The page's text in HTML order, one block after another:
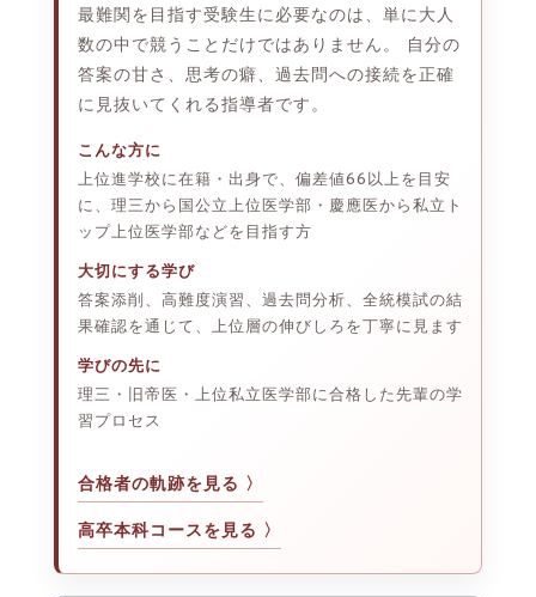
最難関を目指す受験生に必要なのは、単に大人
数の中で競うことだけではありません。 自分の
答案の甘さ、思考の癖、過去問への接続を正確
に見抜いてくれる指導者です。
こんな方に
上位進学校に在籍・出身で、偏差値66以上を目安
に、理三から国公立上位医学部・慶應医から私立ト
ップ上位医学部などを目指す方
大切にする学び
答案添削、高難度演習、過去問分析、全統模試の結
果確認を通じて、上位層の伸びしろを丁寧に見ます
学びの先に
理三・旧帝医・上位私立医学部に合格した先輩の学
習プロセス
合格者の軌跡を見る
高卒本科コースを見る